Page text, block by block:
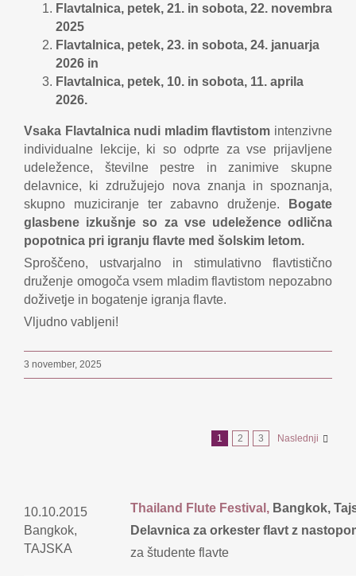
Flavtalnica, petek, 21. in sobota, 22. novembra
2025
Flavtalnica, petek, 23. in sobota, 24. januarja
2026 in
Flavtalnica, petek, 10. in sobota, 11. aprila
2026.
Vsaka Flavtalnica nudi mladim flavtistom intenzivne
individualne lekcije, ki so odprte za vse prijavljene
udeležence, številne pestre in zanimive skupne
delavnice, ki združujejo nova znanja in spoznanja,
skupno muziciranje ter zabavno druženje.
Bogate
glasbene izkušnje so za vse udeležence odlična
popotnica pri igranju flavte med šolskim letom.
Sproščeno, ustvarjalno in stimulativno flavtistično
druženje omogoča vsem mladim flavtistom nepozabno
doživetje in bogatenje igranja flavte.
Vljudno vabljeni!
3 november, 2025
1 2 3 Naslednji
10.10.2015
Bangkok,
TAJSKA
Thailand Flute Festival, Bangkok,
Delavnica za orkester flavt z
za študente flavte